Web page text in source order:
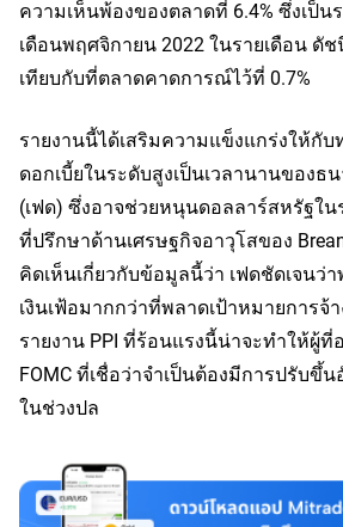
ความเห็นพ้องของตลาดที่ 6.4% ซึ่งเป็
เดือนพฤศจิกายน 2022 ในรายเดือน ดัช
เทียบกับที่ตลาดคาดการณ์ไว้ที่ 0.7%
รายงานนี้ได้เสริมความแข็งแกร่งให้กั
ดอกเบี้ยในระดับสูงเป็นเวลานานของธ
(เฟด) ซึ่งอาจช่วยหนุนดอลลาร์สหรัฐใน
ที่ปรึกษาด้านเศรษฐกิจอาวุโสของ
คิดเห็นเกี่ยวกับข้อมูลนี้ว่า เฟดชัดเจนว่
เงินเฟ้อมากกว่าที่พลาดเป้าหมายการจ้า
รายงาน PPI ที่ร้อนแรงนี้น่าจะทำให้ผู้
FOMC ที่เชื่อว่าจำเป็นต้องมีการปรับขึ้
ในช่วงปล